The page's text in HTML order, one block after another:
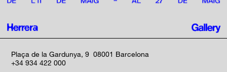
Plaça de la Gardunya, 9 08001 Barcelona
+34 934 422 000